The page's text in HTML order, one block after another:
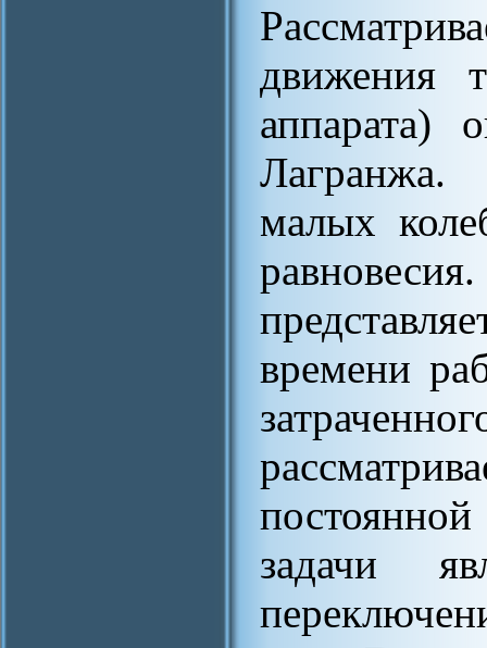
движения
аппарата)
Лагранжа.
малых
времени
задачи